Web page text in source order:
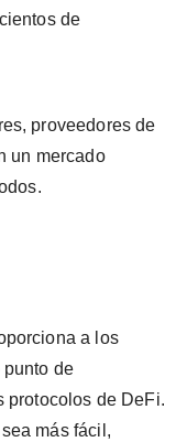
de
proveedores de
un mercado
a los
de
protocolos de DeFi.
más fácil,